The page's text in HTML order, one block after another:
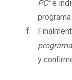
PC"e
y